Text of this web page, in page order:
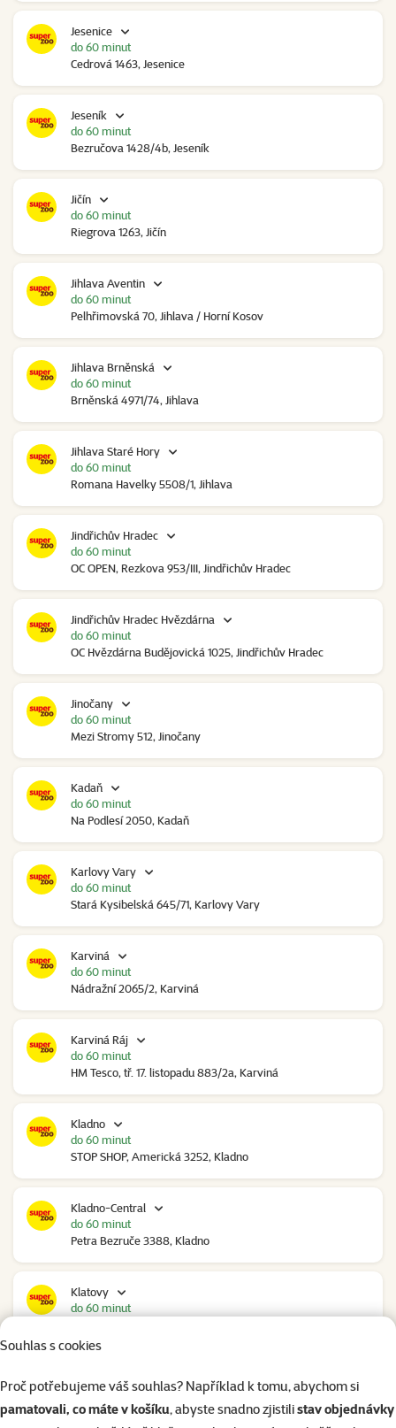
Souhlas s cookies
Proč potřebujeme váš souhlas? Například k tomu, abychom si
pamatovali, co máte v košíku, abyste snadno zjistilistav objednávky
Jesenice
Cedrová 1463, Jesenice
do 60 minut
Jeseník
Bezručova 1428/4b, Jeseník
do 60 minut
Jičín
Riegrova 1263, Jičín
do 60 minut
Jihlava Aventin
Pelhřimovská 70, Jihlava / Horní Kosov
do 60 minut
Jihlava Brněnská
Brněnská 4971/74, Jihlava
do 60 minut
Jihlava Staré Hory
Romana Havelky 5508/1, Jihlava
do 60 minut
Jindřichův Hradec
OC OPEN, Rezkova 953/III, Jindřichův Hradec
do 60 minut
Jindřichův Hradec Hvězdárna
OC Hvězdárna Budějovická 1025, Jindřichův Hradec
do 60 minut
Jinočany
Mezi Stromy 512, Jinočany
do 60 minut
Kadaň
Na Podlesí 2050, Kadaň
do 60 minut
Karlovy Vary
Stará Kysibelská 645/71, Karlovy Vary
do 60 minut
Karviná
Nádražní 2065/2, Karviná
do 60 minut
Karviná Ráj
HM Tesco, tř. 17. listopadu 883/2a, Karviná
do 60 minut
Kladno
STOP SHOP, Americká 3252, Kladno
do 60 minut
Kladno-Central
Petra Bezruče 3388, Kladno
do 60 minut
Klatovy
do 60 minut
Polepská 979, Kolín
do 60 minut